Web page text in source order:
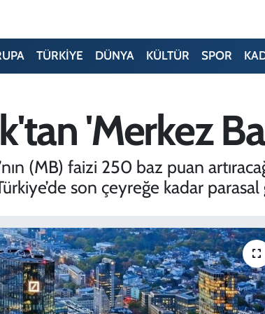
TÜRKİYE DÜNYA KÜLTÜR SPOR
'Merkez
(MB) faizi 250 baz puan
son çeyreğe kadar